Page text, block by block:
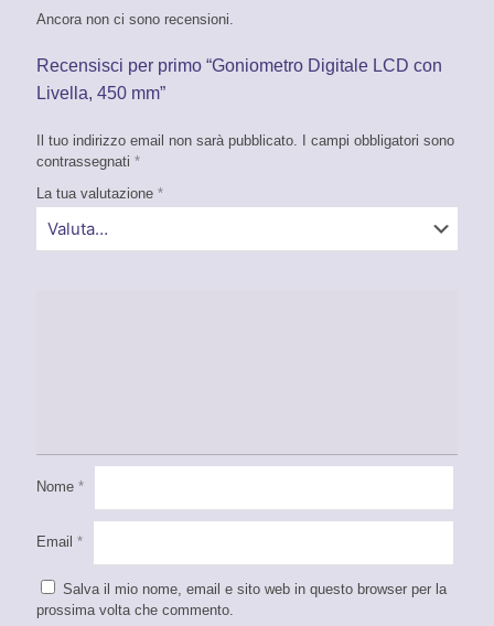
Ancora non ci sono recensioni.
Recensisci per primo “Goniometro Digitale LCD con
Livella, 450 mm”
Il tuo indirizzo email non sarà pubblicato.
I campi obbligatori sono
contrassegnati *
La tua valutazione *
Nome *
Email *
Salva il mio nome, email e sito web in questo browser per la
prossima volta che commento.